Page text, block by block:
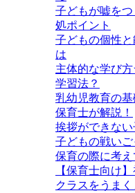
子どもが嘘を
処ポイント
子どもの個性
は
主体的な学び
学習法？
乳幼児教育の
保育士が解説！
挨拶ができな
子どもの戦い
保育の際に考
【保育士向け
クラスをうま